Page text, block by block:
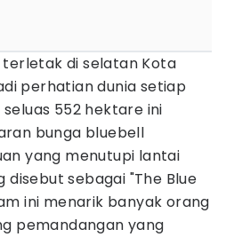
di selatan Kota
perhatian dunia setiap
552 hektare ini
bunga bluebell
yang menutupi lantai
disebut sebagai "The Blue
ini menarik banyak orang
pemandangan yang